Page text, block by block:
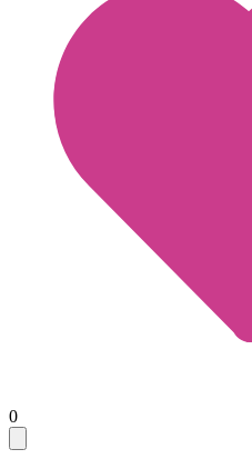
0